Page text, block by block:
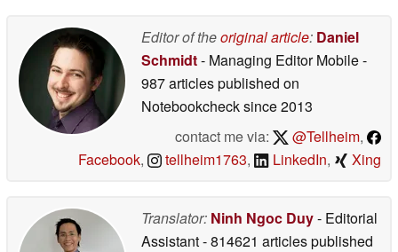
Editor of theoriginal article: Daniel
Schmidt- Managing Editor Mobile-
987 articles published on
Notebookchecksince 2013
contact me via:
@Tellheim,
Facebook, tellheim1763, LinkedIn, Xing
Translator: Ninh Ngoc Duy- Editorial
Assistant- 814621 articles published